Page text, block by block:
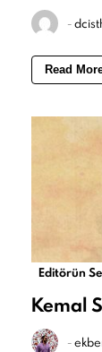
-
Read
Editörün
Kemal
-